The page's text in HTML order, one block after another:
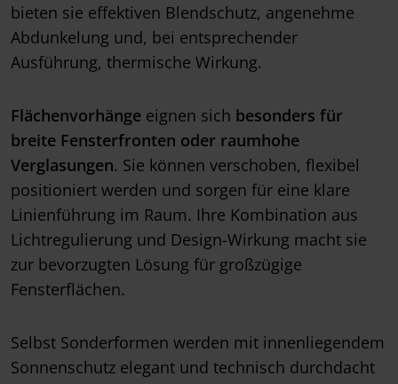
bieten sie effektiven Blendschutz, angenehme
Abdunkelung und, bei entsprechender
Ausführung, thermische Wirkung.
Flächenvorhänge eignen sich besonders für
breite Fensterfronten oder raumhohe
Verglasungen. Sie können verschoben, flexibel
positioniert werden und sorgen für eine klare
Linienführung im Raum. Ihre Kombination aus
Lichtregulierung und Design-Wirkung macht sie
zur bevorzugten Lösung für großzügige
Fensterflächen.
Selbst Sonderformen werden mit innenliegendem
Sonnenschutz elegant und technisch durchdacht